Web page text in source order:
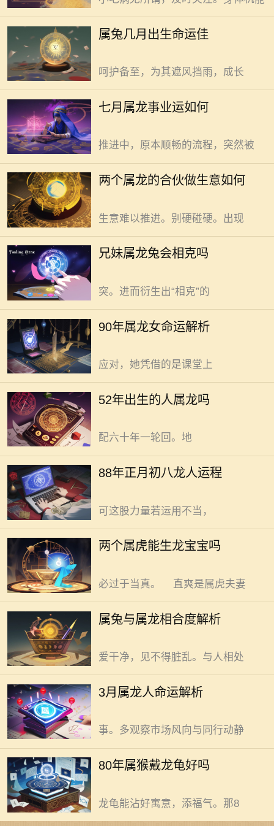
属兔几月出生命运佳
样的人生轨迹。 正月里万象新，
新春初始。属兔人降生此时，恰似春
日初萌的嫩芽，带着蓬勃生机。虽初
呵护备至，为其遮风挡雨，成长
七月属龙事业运如何
七月属龙者事业运稳中有升，机
遇与挑战并存。七月，骄阳似火，对
辣挑战，也有升温机遇。 气不
稳，人难安。电梯门开合，裹挟气流
乱窜。撞过井道，直扑入户。属龙者
推进中，原本顺畅的流程，突然被
两个属龙的合伙做生意如何
俩属龙合伙做生意，只要策略得
当，便能实现共赢。 属龙者自带
同样强势的属龙者凑在一起。那场面
如同两团烈火相遇，火势过猛易伤自
身。日常决策时，都坚信自己想法正
生意难以推进。别硬碰硬。出现
兄妹属龙兔会相克吗
兄妹属龙兔不会相克，“龙兔相克”
的说法多是无稽之谈。老一辈常念叨
难免犯嘀咕。 传统中，龙象征尊
贵威严，行事风风火火自带冲劲儿。
兔温顺乖巧，心思细腻遇事慢慢琢
突。进而衍生出“相克”的
90年属龙女命运解析
90年属龙女，命运由自我努力与
抉择共同塑造，自有其独特轨迹。
显露。亮晶晶的眼睛里，藏着无数小
秘密。当别家孩子还在玩泥巴，她已
捧着书看得入神。书里的世界，比任
应对，她凭借的是课堂上
52年出生的人属龙吗
1952年出生的人属龙，这有明确
依据。 农历纪年里，1952年对应
1952年出生的人属龙这一结论，可以
通过依据传统农历纪年与生肖的对应
规则完成。农历纪年以天干地支组
配六十年一轮回。地
88年正月初八龙人运程
整体向好且充满变数但可通过自身努
力改善。命格自带一股蓬勃之气，
量，实现家庭能量场的稳定运转，为
居住者带来健康、和谐与持续发展的
运势支撑，可以通过精准抑制火气、
可这股力量若运用不当，
两个属虎能生龙宝宝吗
属虎夫妻生龙宝宝，这事儿可
行。在民间，属虎生龙宝宝气场合家
龙是九天尊。二者相遇。也许能带来
别样助力。不过，也有人担忧虎的强
势会压制龙的气势。影响孩子成长。
必过于当真。 直爽是属虎夫妻
属兔与属龙相合度解析
属兔和属龙，相处有门道，二者
性格差异大却能在碰撞中寻找相合之
风。遇事爱琢磨，习惯慢节奏，不轻
易下决定。稳而不冒进，每一步都规
划得妥妥当当。日常里，注重生活细
爱干净，见不得脏乱。与人相处
3月属龙人命运解析
三月属龙人运势有起有伏，但蕴
含成长契机。三月春回大地，属龙人
暖还寒。 三月，事业上属龙人机
遇如破土新苗隐隐冒头。新项目、新
合作似有若无撩拨心弦。别急，先稳
事。多观察市场风向与同行动静
80年属猴戴龙龟好吗
80年属猴戴龙龟，利弊需综合考
量。 猴性活泼机灵，脑子转得
可这猴性也有不足，容易浮躁，做事
缺乏稳当劲儿。龙龟模样独特，龙头
龟身，在传统认知里，龙象征尊贵权
龙龟能沾好寓意，添福气。那8